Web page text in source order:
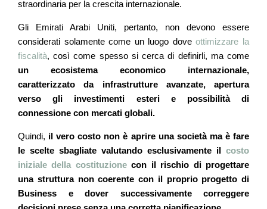
straordinaria per la crescita internazionale.
Gli Emirati Arabi Uniti, pertanto, non devono essere
considerati solamente come un luogo doveottimizzare la
fiscalità, così come spesso si cerca di definirli, ma come
un ecosistema economico internazionale,
caratterizzato da infrastrutture avanzate, apertura
verso gli investimenti esteri e possibilità di
connessione con mercati globali.
Quindi, il vero costo non è aprire una società ma è fare
le scelte sbagliate valutando esclusivamente il costo
iniziale della costituzionecon il rischio di progettare
una struttura non coerente con il proprio progetto di
Business e dover successivamente correggere